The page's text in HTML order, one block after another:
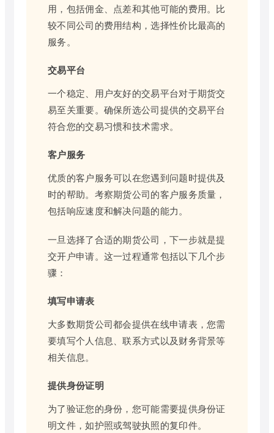
用，包括佣金、点差和其他可能的费用。比
较不同公司的费用结构，选择性价比最高的
服务。
交易平台
一个稳定、用户友好的交易平台对于期货交
易至关重要。确保所选公司提供的交易平台
符合您的交易习惯和技术需求。
客户服务
优质的客户服务可以在您遇到问题时提供及
时的帮助。考察期货公司的客户服务质量，
包括响应速度和解决问题的能力。
一旦选择了合适的期货公司，下一步就是提
交开户申请。这一过程通常包括以下几个步
骤：
填写申请表
大多数期货公司都会提供在线申请表，您需
要填写个人信息、联系方式以及财务背景等
相关信息。
提供身份证明
为了验证您的身份，您可能需要提供身份证
明文件，如护照或驾驶执照的复印件。